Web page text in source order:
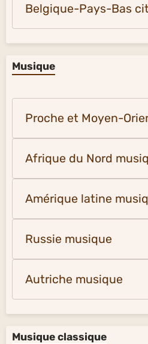
Belgique-Pays-Bas
Musique
Proche et Moyen-
Afrique du Nord
Amérique latine
Russie musique
Autriche musique
Musique classique